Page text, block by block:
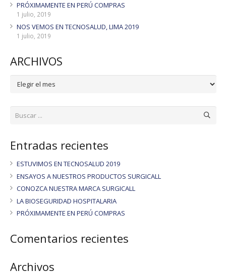
PRÓXIMAMENTE EN PERÚ COMPRAS
1 julio, 2019
NOS VEMOS EN TECNOSALUD, LIMA 2019
1 julio, 2019
ARCHIVOS
ARCHIVOS
Entradas recientes
ESTUVIMOS EN TECNOSALUD 2019
ENSAYOS A NUESTROS PRODUCTOS SURGICALL
CONOZCA NUESTRA MARCA SURGICALL
LA BIOSEGURIDAD HOSPITALARIA
PRÓXIMAMENTE EN PERÚ COMPRAS
Comentarios recientes
Archivos